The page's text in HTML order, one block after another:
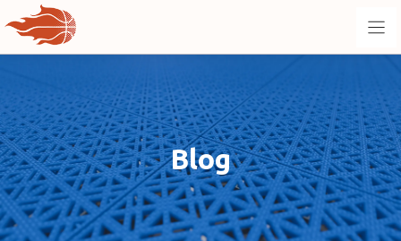
au
contenu
Blog